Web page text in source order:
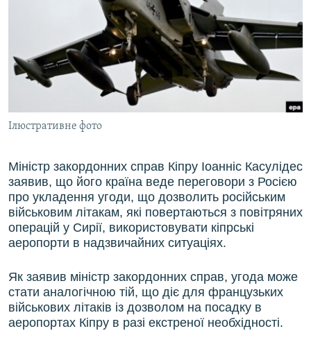
ВІДЕОУРОКИ «ELIFBE»
СВІДЧЕННЯ ОКУПАЦІЇ
УКРАЇНСЬКА ПРОБЛЕМА КРИМУ
ЯК ОБІЙТИ БЛОКУВАННЯ
Русский
Qırımtatar
Усі сайти RFE/RL
Ілюстративне фото
Міністр закордонних справ Кіпру Іоанніс Касулідес
заявив, що його країна веде переговори з Росією
про укладення угоди, що дозволить російським
військовим літакам, які повертаються з повітряних
операцій у Сирії, використовувати кіпрські
аеропорти в надзвичайних ситуаціях.
Як заявив міністр закордонних справ, угода може
стати аналогічною тій, що діє для французьких
військових літаків із дозволом на посадку в
аеропортах Кіпру в разі екстреної необхідності.